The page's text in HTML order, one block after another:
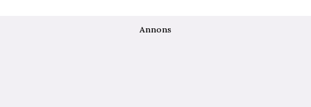
Annons